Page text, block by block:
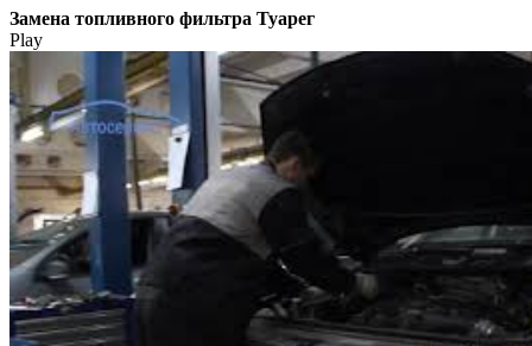
Замена топливного фильтра Туарег
Play